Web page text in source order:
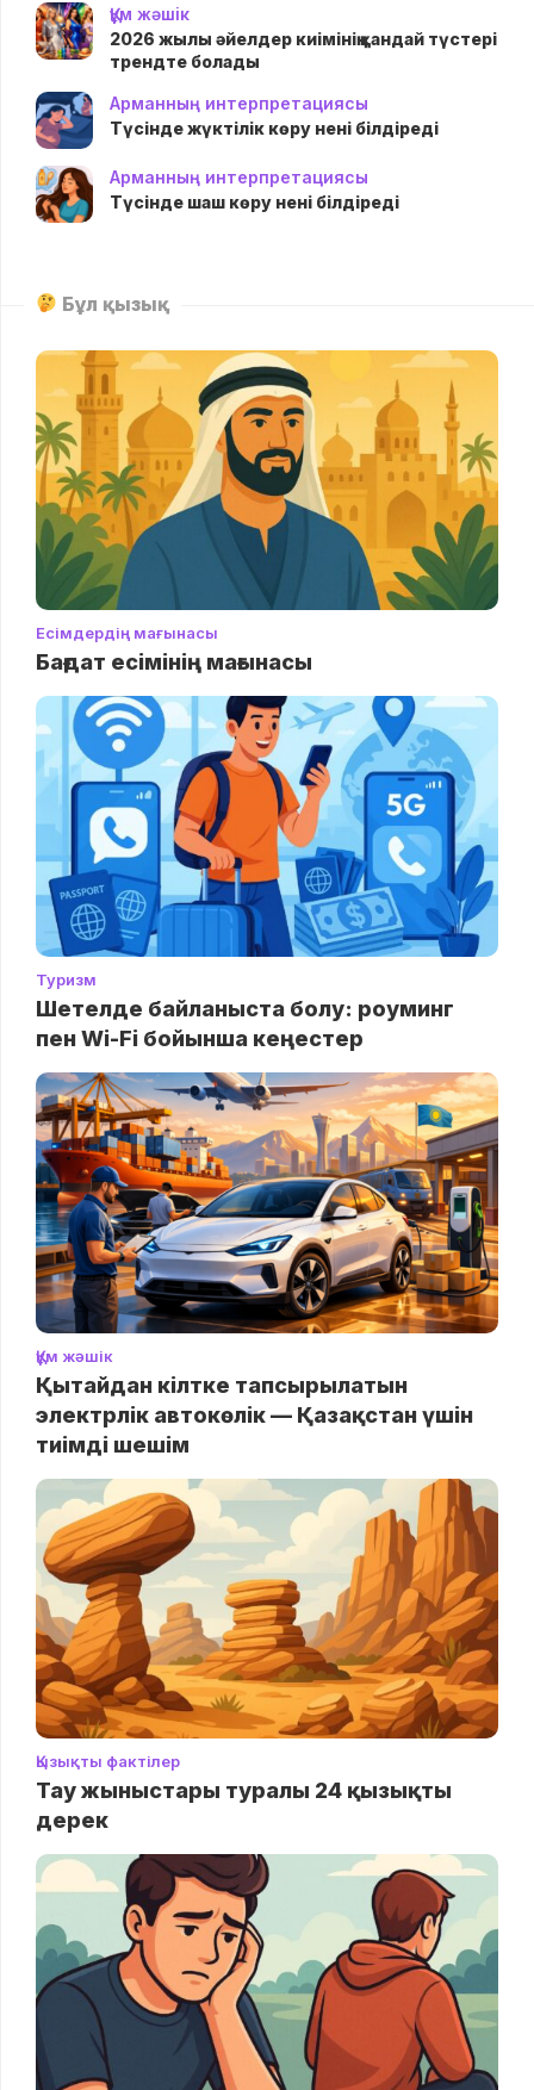
Құм жәшік
2026 жылы әйелдер киімінің қандай түстері
трендте болады
Арманның интерпретациясы
Түсінде жүктілік көру нені білдіреді
Арманның интерпретациясы
Түсінде шаш көру нені білдіреді
Бұл қызық
Есімдердің мағынасы
Бағдат есімінің мағынасы
Туризм
Шетелде байланыста болу: роуминг
пен Wi-Fi бойынша кеңестер
Құм жәшік
Қытайдан кілтке тапсырылатын
электрлік автокөлік — Қазақстан үшін
тиімді шешім
Қызықты фактілер
Тау жыныстары туралы 24 қызықты
дерек